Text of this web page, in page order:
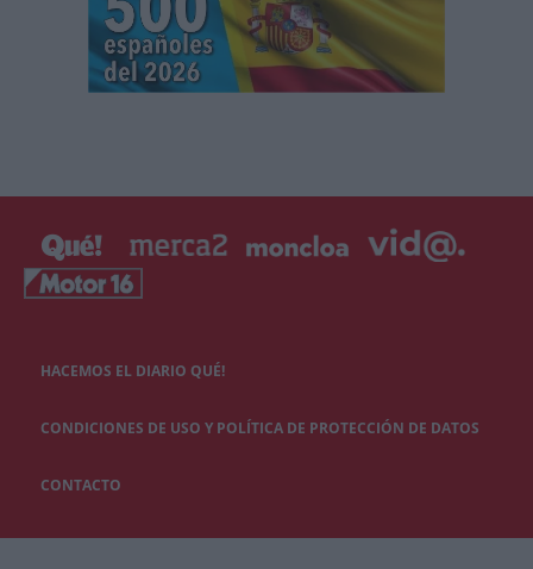
HACEMOS EL DIARIO QUÉ!
CONDICIONES DE USO Y POLÍTICA DE PROTECCIÓN DE DATOS
CONTACTO